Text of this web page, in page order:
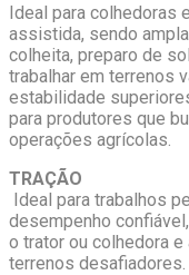
Ideal para colhedoras
assistida, sendo
colheita, preparo de
trabalhar em terrenos
estabilidade
para produtores que
operações agrícolas.
TRAÇÃO
Ideal para trabalhos
desempenho
o trator ou colhedora
terrenos desafiadores.